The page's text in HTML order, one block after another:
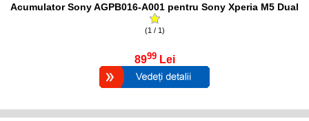
Acumulator Sony AGPB016-A001 pentru Sony Xperia M5 Dual
(1 / 1)
8999 Lei